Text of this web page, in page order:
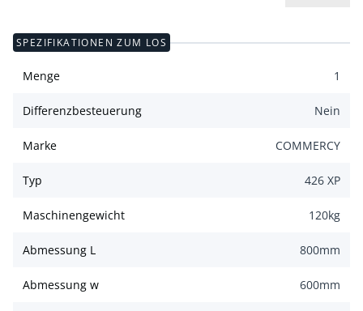
SPEZIFIKATIONEN ZUM LOS
Menge 1
Differenzbesteuerung Nein
Marke COMMERCY
Typ 426 XP
Maschinengewicht 120kg
Abmessung L 800mm
Abmessung w 600mm